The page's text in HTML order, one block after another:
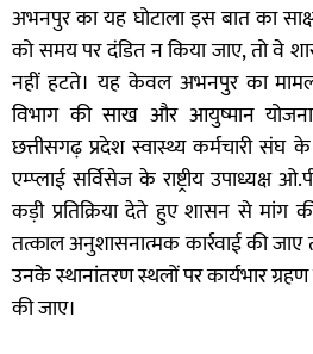
अभनपुर का यह घोटाला इस बात का
को समय पर दंडित न किया जाए, तो वे
नहीं हटते। यह केवल अभनपुर का
विभाग की साख और आयुष्मान योजना
छत्तीसगढ़ प्रदेश स्वास्थ्य कर्मचारी संघ
एम्प्लाई सर्विसेज के राष्ट्रीय उपाध्यक्ष
कड़ी प्रतिक्रिया देते हुए शासन से मांग
तत्काल अनुशासनात्मक कार्रवाई की
उनके स्थानांतरण स्थलों पर कार्यभार ग्रहण
की जाए।